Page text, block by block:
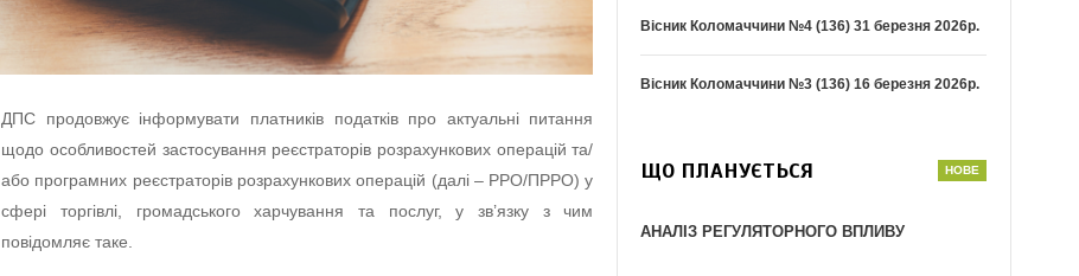
ДПС продовжує інформувати платників податків про актуальні питання
щодо особливостей застосування реєстраторів розрахункових операцій та/
або програмних реєстраторів розрахункових операцій (далі – РРО/ПРРО) у
сфері торгівлі, громадського харчування та послуг, у зв’язку з чим
повідомляє таке.
Вісник Коломаччини №4 (136) 31 березня 2026р.
Вісник Коломаччини №3 (136) 16 березня 2026р.
ЩО ПЛАНУЄТЬСЯ
АНАЛІЗ РЕГУЛЯТОРНОГО ВПЛИВУ